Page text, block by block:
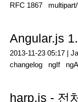
RFC 1867
Angular.js
2013-11-23 05:17 |
changelog
ngIf
harp.js - 전